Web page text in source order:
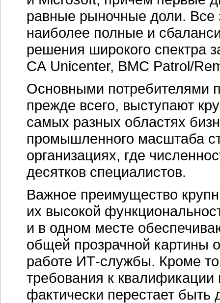
равные рыночные доли. Все
наиболее полные и
решения широкого спектра
CA Unicenter, BMC Patrol/
Основными потребителями
прежде всего, выступают
самых разных областях
промышленного масштаба
организациях, где
десятков специалистов.
Важное преимущество
их высокой
и в одном месте
общей прозрачной картины
работе ИТ-службы. Кроме
требования к
фактически перестает